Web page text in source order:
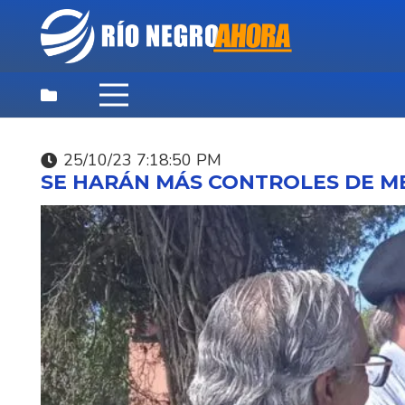
25/10/23 7:18:50 PM
SE HARÁN MÁS CONTROLES DE
DEPORTES,DESTACADAS, NOTICIAS
07/08/26 9:46:07 PM
SANTI SIERRA BATTO
LA WORLD CUP
2026